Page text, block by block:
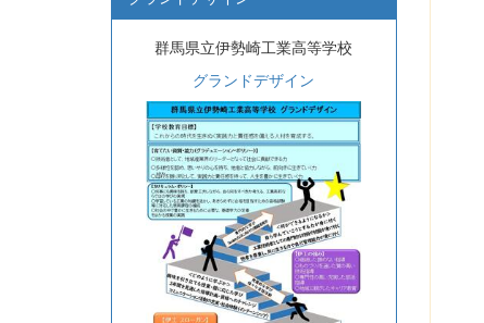
群馬県立伊勢崎工業高等学校
グランドデザイン